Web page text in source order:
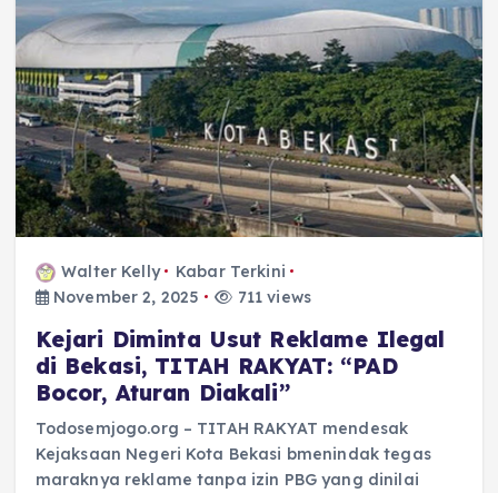
Walter Kelly
Kabar Terkini
November 2, 2025
711 views
Kejari Diminta Usut Reklame Ilegal
di Bekasi, TITAH RAKYAT: “PAD
Bocor, Aturan Diakali”
Todosemjogo.org – TITAH RAKYAT mendesak
Kejaksaan Negeri Kota Bekasi bmenindak tegas
maraknya reklame tanpa izin PBG yang dinilai